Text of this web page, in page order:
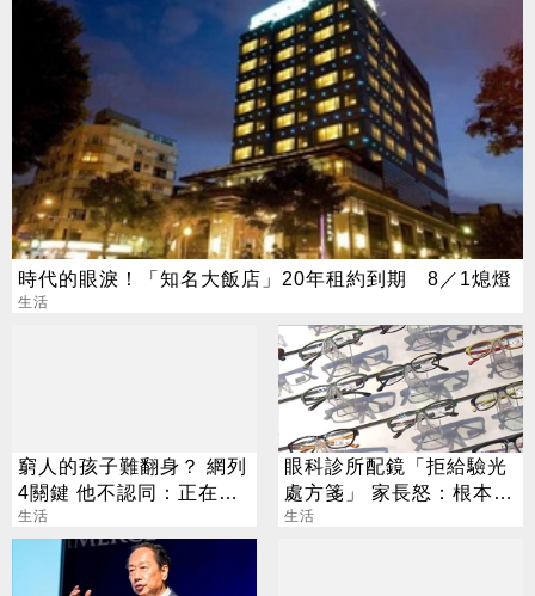
時代的眼淚！「知名大飯店」20年租約到期 8／1熄燈
生活
窮人的孩子難翻身？ 網列
4關鍵 他不認同：正在當
總統
生活
眼科診所配鏡「拒給驗光
處方箋」 家長怒：根本綁
架
生活